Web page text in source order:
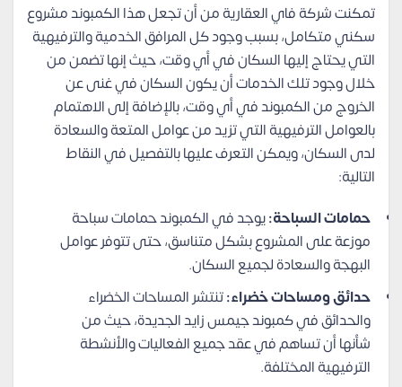
تمكنت شركة فاي العقارية من أن تجعل هذا الكمبوند مشروع
سكني متكامل، بسبب وجود كل المرافق الخدمية والترفيهية
التي يحتاج إليها السكان في أي وقت، حيث إنها تضمن من
خلال وجود تلك الخدمات أن يكون السكان في غنى عن
الخروج من الكمبوند في أي وقت، بالإضافة إلى الاهتمام
بالعوامل الترفيهية التي تزيد من عوامل المتعة والسعادة
لدى السكان، ويمكن التعرف عليها بالتفصيل في النقاط
التالية:
حمامات السباحة:يوجد في الكمبوند حمامات سباحة
موزعة على المشروع بشكل متناسق، حتى تتوفر عوامل
البهجة والسعادة لجميع السكان.
حدائق ومساحات خضراء:تنتشر المساحات الخضراء
والحدائق في كمبوند جيمس زايد الجديدة، حيث من
شأنها أن تساهم في عقد جميع الفعاليات والأنشطة
الترفيهية المختلفة.